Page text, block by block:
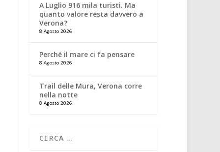
A Luglio 916 mila turisti. Ma
quanto valore resta davvero a
Verona?
8 Agosto 2026
Perché il mare ci fa pensare
8 Agosto 2026
Trail delle Mura, Verona corre
nella notte
8 Agosto 2026